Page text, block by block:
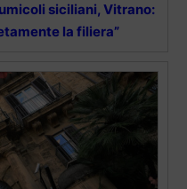
siciliani, Vitrano:
la filiera”